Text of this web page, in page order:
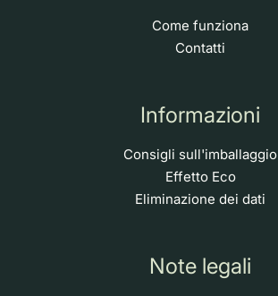
Come funziona
Contatti
Informazioni
Consigli sull'imballaggio
Effetto Eco
Eliminazione dei dati
Note legali